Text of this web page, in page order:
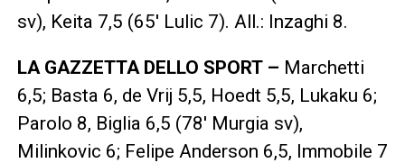
sv), Keita 7,5 (65′ Lulic 7). All.: Inzaghi 8.
LA GAZZETTA DELLO SPORT – Marchetti
6,5; Basta 6, de Vrij 5,5, Hoedt 5,5, Lukaku 6;
Parolo 8, Biglia 6,5 (78′ Murgia sv),
Milinkovic 6; Felipe Anderson 6,5, Immobile 7